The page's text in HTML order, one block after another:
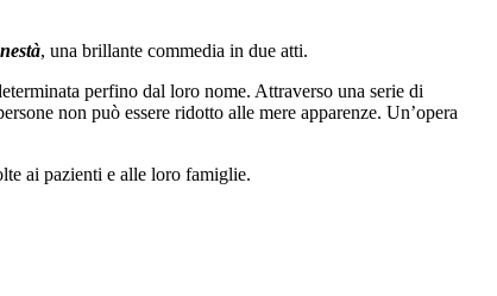
, una brillante commedia in due atti.
perfino dal loro nome. Attraverso una serie di
non può essere ridotto alle mere apparenze. Un’opera
ai pazienti e alle loro famiglie.